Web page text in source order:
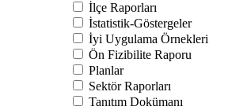
İlçe Raporları
İstatistik-Göstergeler
İyi Uygulama Örnekleri
Ön Fizibilite Raporu
Planlar
Sektör Raporları
Tanıtım Dokümanı